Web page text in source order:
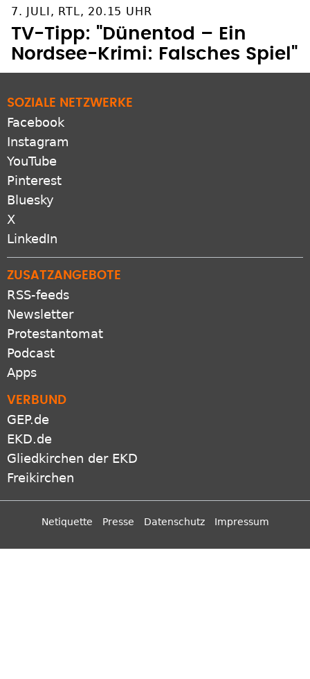
7. JULI, RTL, 20.15 UHR
TV-Tipp: "Dünentod – Ein
Nordsee-Krimi: Falsches Spiel"
SOZIALE NETZWERKE
Facebook
Instagram
YouTube
Pinterest
Bluesky
X
ZUSATZANGEBOTE
RSS-feeds
Newsletter
Protestantomat
Podcast
VERBUND
GEP.de
EKD.de
Gliedkirchen der EKD